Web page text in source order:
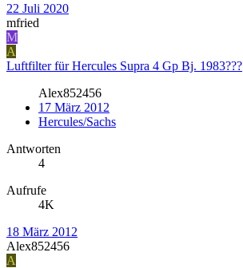
22 Juli 2020
mfried
M
A
Luftfilter für Hercules Supra 4 Gp Bj. 1983???
Alex852456
17 März 2012
Hercules/Sachs
Antworten
4
Aufrufe
4K
18 März 2012
Alex852456
A